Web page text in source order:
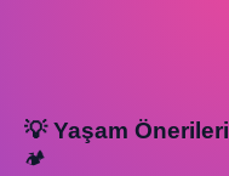
💡 Yaşam Önerileri
🏕️